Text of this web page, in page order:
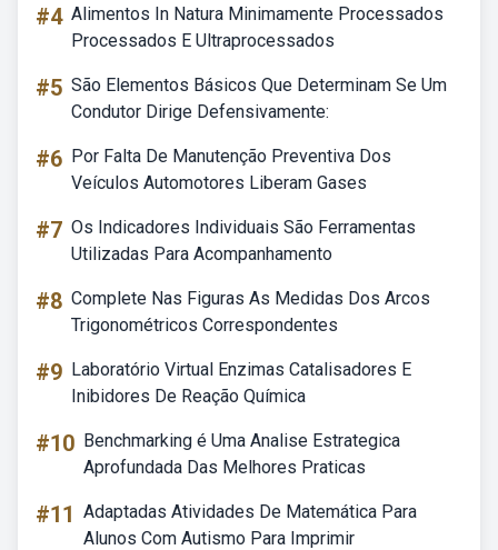
#4 Alimentos In Natura Minimamente Processados
Processados E Ultraprocessados
#5 São Elementos Básicos Que Determinam Se Um
Condutor Dirige Defensivamente:
#6 Por Falta De Manutenção Preventiva Dos
Veículos Automotores Liberam Gases
#7 Os Indicadores Individuais São Ferramentas
Utilizadas Para Acompanhamento
#8 Complete Nas Figuras As Medidas Dos Arcos
Trigonométricos Correspondentes
#9 Laboratório Virtual Enzimas Catalisadores E
Inibidores De Reação Química
#10 Benchmarking é Uma Analise Estrategica
Aprofundada Das Melhores Praticas
#11 Adaptadas Atividades De Matemática Para
Alunos Com Autismo Para Imprimir